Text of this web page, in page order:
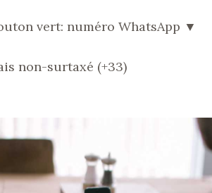
vert: numéro WhatsApp ▼
non-surtaxé (+33)